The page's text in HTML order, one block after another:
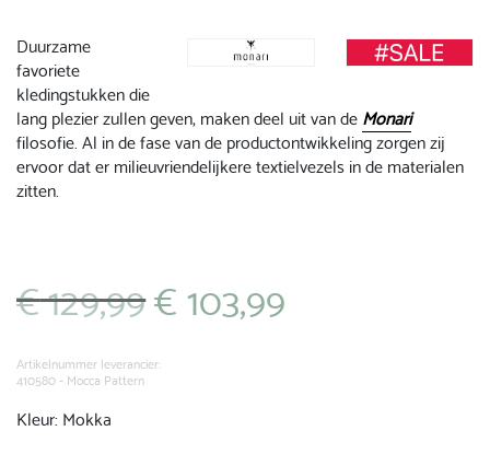
Duurzame
favoriete
kledingstukken die
lang plezier zullen geven, maken deel uit van deMonari
filosofie. Al in de fase van de productontwikkeling zorgen zij
ervoor dat er milieuvriendelijkere textielvezels in de materialen
zitten.
€129,99 Oorspronkelijke
prijs
€ 129,99.
€103,99
Artikelnummer leverancier:
410580 - Mocca Pattern
Kleur: Mokka